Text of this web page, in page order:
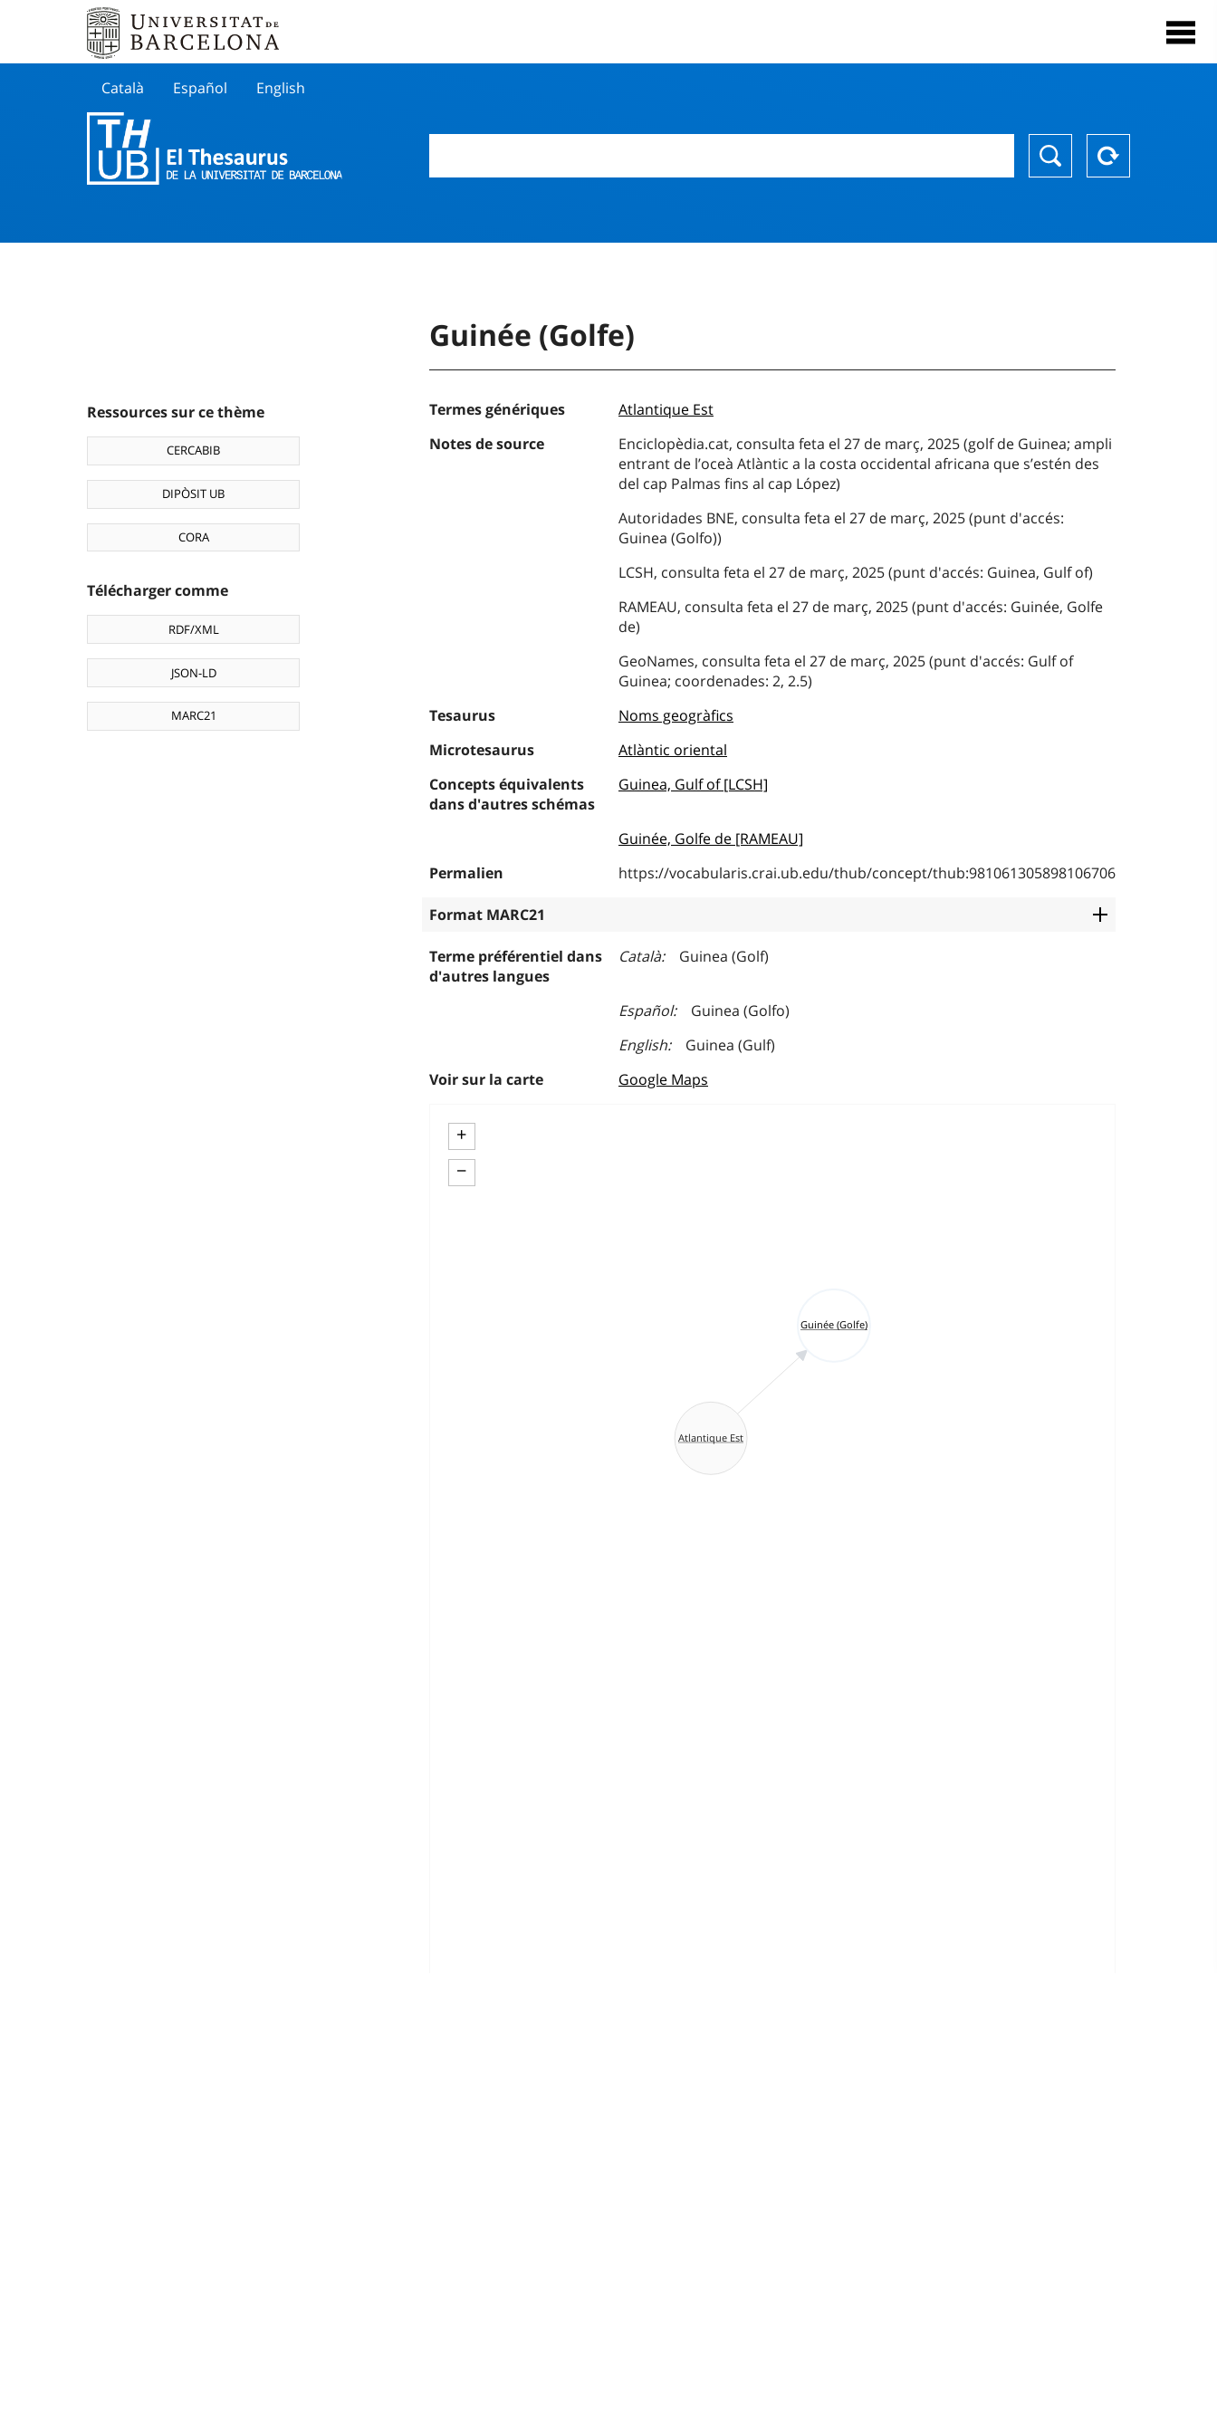
Català Español English
Ressources sur ce thème
CERCABIB
DIPÒSIT UB
CORA
Télécharger comme
RDF/XML
JSON-LD
MARC21
Guinée (Golfe)
Termes génériques
Atlantique Est
Notes de source
Enciclopèdia.cat, consulta feta el 27 de març, 2025 (golf de Guinea; ampli
entrant de l’oceà Atlàntic a la costa occidental africana que s’estén des
del cap Palmas fins al cap López)
Autoridades BNE, consulta feta el 27 de març, 2025 (punt d'accés:
Guinea (Golfo))
LCSH, consulta feta el 27 de març, 2025 (punt d'accés: Guinea, Gulf of)
RAMEAU, consulta feta el 27 de març, 2025 (punt d'accés: Guinée, Golfe
de)
GeoNames, consulta feta el 27 de març, 2025 (punt d'accés: Gulf of
Guinea; coordenades: 2, 2.5)
Tesaurus
Noms geogràfics
Microtesaurus
Atlàntic oriental
Concepts équivalents
dans d'autres schémas
Guinea, Gulf of [LCSH]
Guinée, Golfe de [RAMEAU]
Permalien
https://vocabularis.crai.ub.edu/thub/concept/thub:981061305898106706
Format MARC21
Terme préférentiel dans
d'autres langues
Català Guinea (Golf)
Español
Guinea (Golfo)
English
Guinea (Gulf)
Voir sur la carte
Google Maps
+
−
Guinée (Golfe)
Atlantique Est